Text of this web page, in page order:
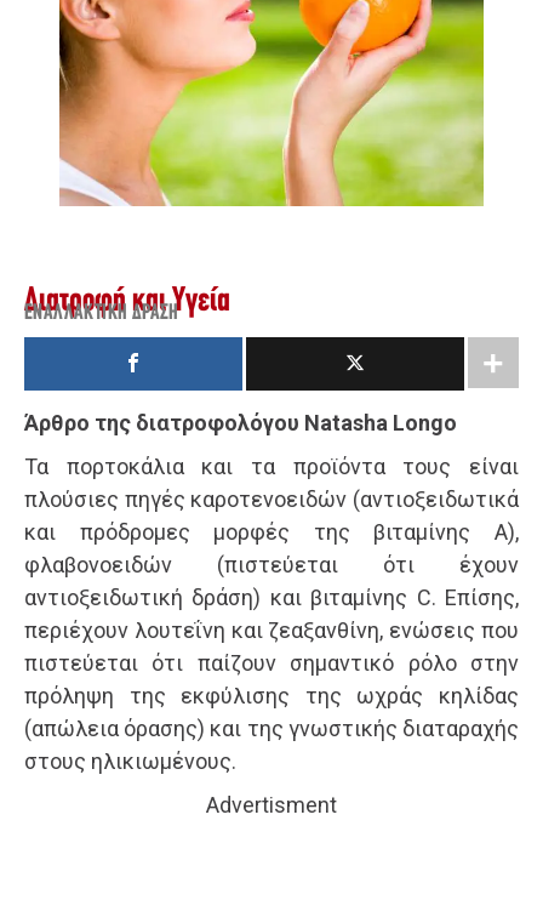
Διατροφή και Υγεία
ΕΝΑΛΛΑΚΤΙΚΉ ΔΡΆΣΗ
Άρθρο της διατροφολόγου Natasha Longo
Τα πορτοκάλια και τα προϊόντα τους είναι
πλούσιες πηγές καροτενοειδών (αντιοξειδωτικά
και πρόδρομες μορφές της βιταμίνης Α),
φλαβονοειδών (πιστεύεται ότι έχουν
αντιοξειδωτική δράση) και βιταμίνης C. Επίσης,
περιέχουν λουτεΐνη και ζεαξανθίνη, ενώσεις που
πιστεύεται ότι παίζουν σημαντικό ρόλο στην
πρόληψη της εκφύλισης της ωχράς κηλίδας
(απώλεια όρασης) και της γνωστικής διαταραχής
στους ηλικιωμένους.
Advertisment